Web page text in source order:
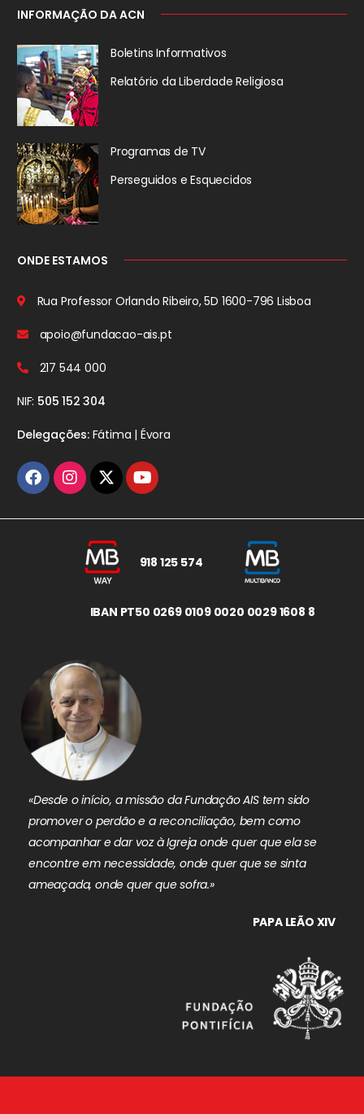
INFORMAÇÃO DA ACN
Boletins Informativos
Relatório da Liberdade Religiosa
Programas de TV
Perseguidos e Esquecidos
ONDE ESTAMOS
Rua Professor Orlando Ribeiro, 5D 1600-796 Lisboa
apoio@fundacao-ais.pt
217 544 000
NIF: 505 152 304
Delegações:Fátima | Évora
918 125 574
IBAN PT50 0269 0109 0020 0029 1608 8
«Desde o início, a missão da Fundação AIS tem sido
promover o perdão e a reconciliação, bem como
acompanhar e dar voz à Igreja onde quer que ela se
encontre em necessidade, onde quer que se sinta
ameaçada, onde quer que sofra.»
PAPA LEÃO XIV